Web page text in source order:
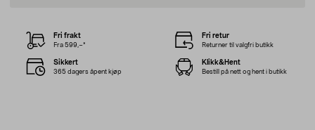
Fri frakt
Fra 599,–*
Fri retur
Returner til valgfri butikk
Sikkert
365 dagers åpent kjøp
Klikk&Hent
Bestill på nett og hent i butikk